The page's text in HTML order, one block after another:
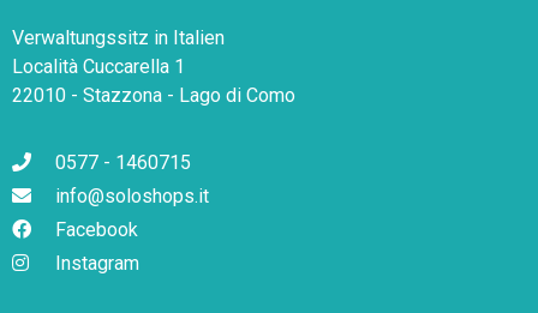
Verwaltungssitz in Italien
Località Cuccarella 1
22010 - Stazzona - Lago di Como
0577 - 1460715
info@soloshops.it
Facebook
Instagram